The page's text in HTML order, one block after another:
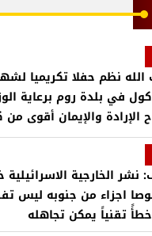
الله نظم حفلا تكريميا
في بلدة روم برعاية
الإرادة والإيمان أقوى
.. ونريد الدولة التي تجمع
نشر الخارجية الاسرائيلية
اجزاء من جنوبه ليس
تقنياً يمكن تجاهله